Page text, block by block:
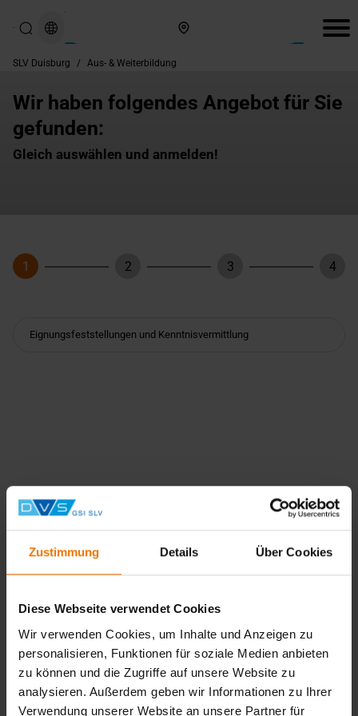
Zustimmung Details Über Cookies
Diese Webseite verwendet Cookies
Wir verwenden Cookies, um Inhalte und Anzeigen zu
personalisieren, Funktionen für soziale Medien anbieten
zu können und die Zugriffe auf unsere Website zu
analysieren. Außerdem geben wir Informationen zu Ihrer
Verwendung unserer Website an unsere Partner für
SLV Duisburg / Aus- & Weiterbildung
Wir haben folgendes Angebot für Sie
gefunden:
Gleich auswählen und anmelden!
Schritt
1
Schritt
2
Schritt
3 4
Keine Einträge gefunden